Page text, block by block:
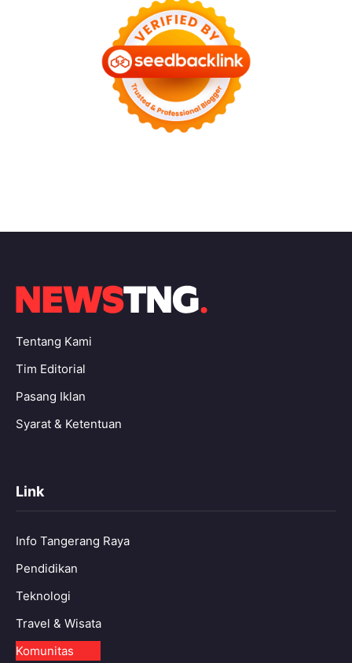
Tentang Kami
Tim Editorial
Pasang Iklan
Syarat & Ketentuan
Link
Info Tangerang Raya
Pendidikan
Teknologi
Travel & Wisata
Komunitas